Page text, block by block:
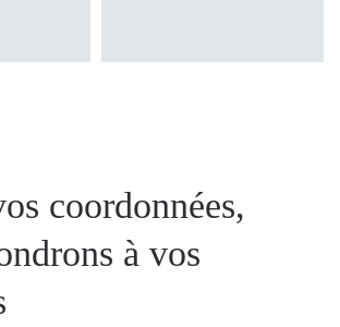
coordonnées,
à vos